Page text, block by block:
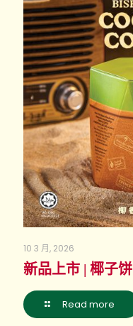
10 3 月, 2026
新品上市 | 椰子饼
Read more